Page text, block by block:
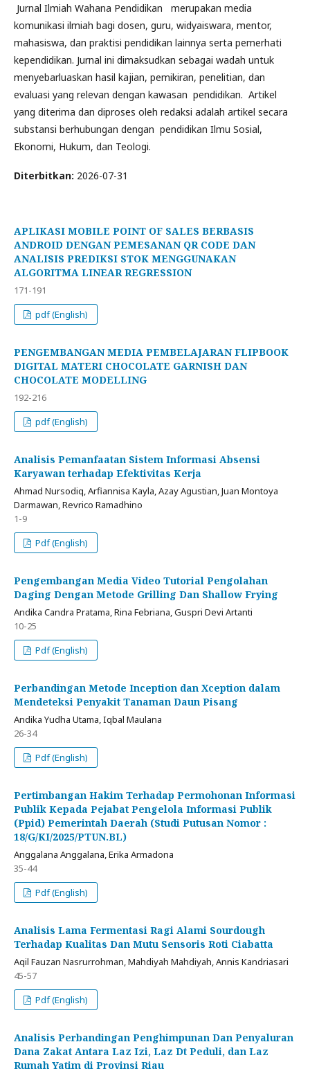
Jurnal Ilmiah Wahana Pendidikan merupakan media
komunikasi ilmiah bagi dosen, guru, widyaiswara, mentor,
mahasiswa, dan praktisi pendidikan lainnya serta pemerhati
kependidikan. Jurnal ini dimaksudkan sebagai wadah untuk
menyebarluaskan hasil kajian, pemikiran, penelitian, dan
evaluasi yang relevan dengan kawasan pendidikan. Artikel
yang diterima dan diproses oleh redaksi adalah artikel secara
substansi berhubungan dengan pendidikan Ilmu Sosial,
Ekonomi, Hukum, dan Teologi.
Diterbitkan: 2026-07-31
APLIKASI MOBILE POINT OF SALES BERBASIS
ANDROID DENGAN PEMESANAN QR CODE DAN
ANALISIS PREDIKSI STOK MENGGUNAKAN
ALGORITMA LINEAR REGRESSION
171-191
pdf (English)
PENGEMBANGAN MEDIA PEMBELAJARAN FLIPBOOK
DIGITAL MATERI CHOCOLATE GARNISH DAN
CHOCOLATE MODELLING
192-216
pdf (English)
Analisis Pemanfaatan Sistem Informasi Absensi
Karyawan terhadap Efektivitas Kerja
Ahmad Nursodiq, Arfiannisa Kayla, Azay Agustian, Juan Montoya
Darmawan, Revrico Ramadhino
1-9
Pdf (English)
Pengembangan Media Video Tutorial Pengolahan
Daging Dengan Metode Grilling Dan Shallow Frying
Andika Candra Pratama, Rina Febriana, Guspri Devi Artanti
10-25
Pdf (English)
Perbandingan Metode Inception dan Xception dalam
Mendeteksi Penyakit Tanaman Daun Pisang
Andika Yudha Utama, Iqbal Maulana
26-34
Pdf (English)
Pertimbangan Hakim Terhadap Permohonan Informasi
Publik Kepada Pejabat Pengelola Informasi Publik
(Ppid) Pemerintah Daerah (Studi Putusan Nomor :
18/G/KI/2025/PTUN.BL)
Anggalana Anggalana, Erika Armadona
35-44
Pdf (English)
Analisis Lama Fermentasi Ragi Alami Sourdough
Terhadap Kualitas Dan Mutu Sensoris Roti Ciabatta
Aqil Fauzan Nasrurrohman, Mahdiyah Mahdiyah, Annis Kandriasari
45-57
Pdf (English)
Analisis Perbandingan Penghimpunan Dan Penyaluran
Dana Zakat Antara Laz Izi, Laz Dt Peduli, dan Laz
Rumah Yatim di Provinsi Riau